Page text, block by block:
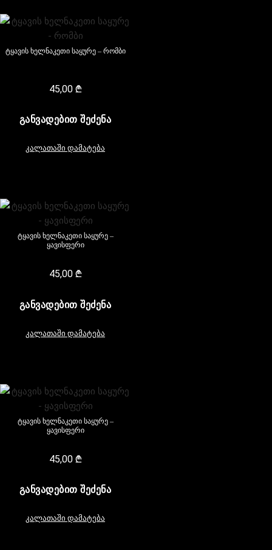
ტყავის ხელნაკეთი საყურე – რომბი
45,00 ₾
ᲒᲐᲜᲕᲐᲓᲔᲑᲘᲗ ᲨᲔᲫᲔᲜᲐ
კალათაში დამატება
ტყავის ხელნაკეთი საყურე –
ყავისფერი
45,00 ₾
ᲒᲐᲜᲕᲐᲓᲔᲑᲘᲗ ᲨᲔᲫᲔᲜᲐ
კალათაში დამატება
ტყავის ხელნაკეთი საყურე –
ყავისფერი
45,00 ₾
ᲒᲐᲜᲕᲐᲓᲔᲑᲘᲗ ᲨᲔᲫᲔᲜᲐ
კალათაში დამატება